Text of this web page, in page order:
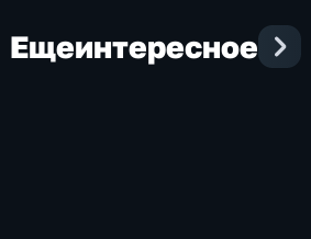
Ещеинтересное